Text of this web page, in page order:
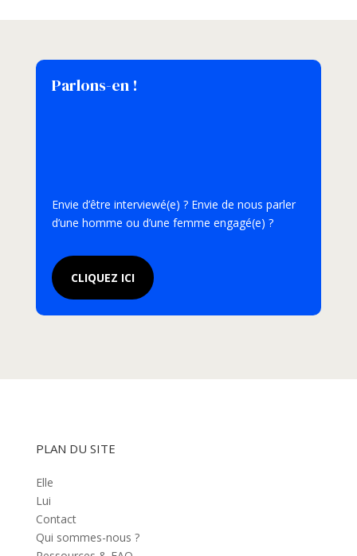
Parlons-en !
Envie d’être interviewé(e) ? Envie de nous parler
d’une homme ou d’une femme engagé(e) ?
CLIQUEZ ICI
PLAN DU SITE
Elle
Lui
Contact
Qui sommes-nous ?